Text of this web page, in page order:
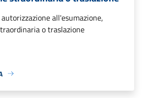
all'esumazione,
o traslazione